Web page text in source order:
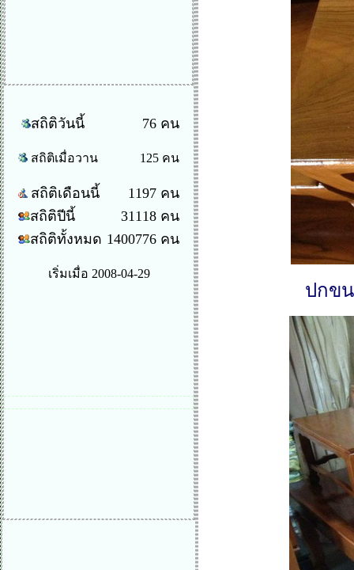
สถิติวันนี้ 76 คน
สถิติเมื่อวาน 125 คน
สถิติเดือนนี้
สถิติปีนี้
สถิติทั้งหมด
1197 คน
31118 คน
1400776 คน
เริ่มเมื่อ 2008-04-29
ปกข